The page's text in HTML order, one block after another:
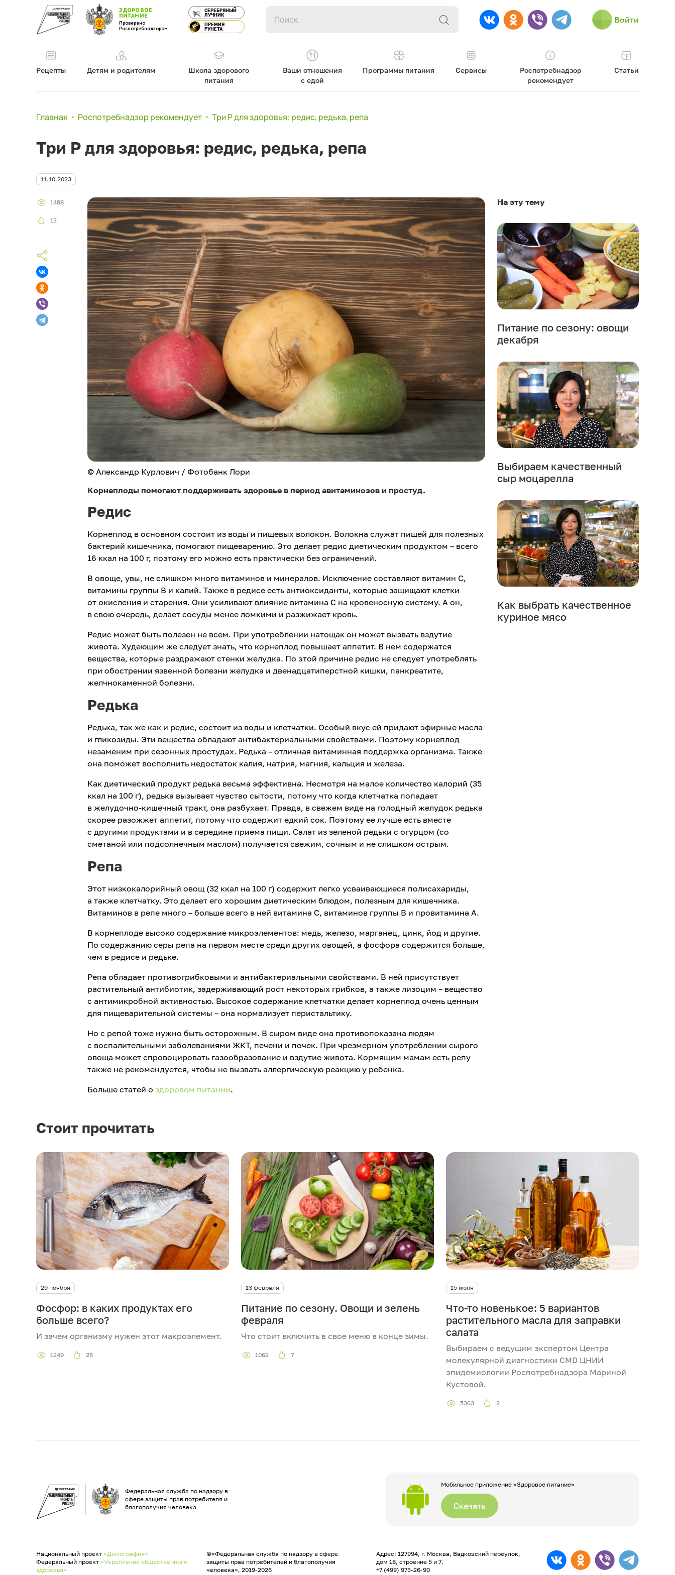
ЗДОРОВОЕ
ПИТАНИЕ
Проверено
Роспотребнадзором
СЕРЕБРЯНЫЙ
ЛУЧНИК
ПРЕМИЯ
РУНЕТА
Войти
Рецепты Детям и родителям
Школа здорового
питания
Ваши отношения
с едой
Программы питания Сервисы
Роспотребнадзор
рекомендует
Статьи
Главная Роспотребнадзор рекомендует Три Р для здоровья: редис, редька, репа
Три Р для здоровья: редис, редька, репа
11.10.2023
1488
13
© Александр Курлович / Фотобанк Лори
Корнеплоды помогают поддерживать здоровье в период авитаминозов и простуд.
Редис
Корнеплод в основном состоит из воды и пищевых волокон. Волокна служат пищей для полезных
бактерий кишечника, помогают пищеварению. Это делает редис диетическим продуктом – всего
16 ккал на 100 г, поэтому его можно есть практически без ограничений.
В овоще, увы, не слишком много витаминов и минералов. Исключение составляют витамин С,
витамины группы В и калий. Также в редисе есть антиоксиданты, которые защищают клетки
от окисления и старения. Они усиливают влияние витамина С на кровеносную систему. А он,
в свою очередь, делает сосуды менее ломкими и разжижает кровь.
Редис может быть полезен не всем. При употреблении натощак он может вызвать вздутие
живота. Худеющим же следует знать, что корнеплод повышает аппетит. В нем содержатся
вещества, которые раздражают стенки желудка. По этой причине редис не следует употреблять
при обострении язвенной болезни желудка и двенадцатиперстной кишки, панкреатите,
желчнокаменной болезни.
Редька
Редька, так же как и редис, состоит из воды и клетчатки. Особый вкус ей придают эфирные масла
и гликозиды. Эти вещества обладают антибактериальными свойствами. Поэтому корнеплод
незаменим при сезонных простудах. Редька – отличная витаминная поддержка организма. Также
она поможет восполнить недостаток калия, натрия, магния, кальция и железа.
Как диетический продукт редька весьма эффективна. Несмотря на малое количество калорий (35
ккал на 100 г), редька вызывает чувство сытости, потому что когда клетчатка попадает
в желудочно-кишечный тракт, она разбухает. Правда, в свежем виде на голодный желудок редька
скорее разожжет аппетит, потому что содержит едкий сок. Поэтому ее лучше есть вместе
с другими продуктами и в середине приема пищи. Салат из зеленой редьки с огурцом (со
сметаной или подсолнечным маслом) получается свежим, сочным и не слишком острым.
Репа
Этот низкокалорийный овощ (32 ккал на 100 г) содержит легко усваивающиеся полисахариды,
а также клетчатку. Это делает его хорошим диетическим блюдом, полезным для кишечника.
Витаминов в репе много – больше всего в ней витамина С, витаминов группы В и провитамина А.
В корнеплоде высоко содержание микроэлементов: медь, железо, марганец, цинк, йод и другие.
По содержанию серы репа на первом месте среди других овощей, а фосфора содержится больше,
чем в редисе и редьке.
Репа обладает противогрибковыми и антибактериальными свойствами. В ней присутствует
растительный антибиотик, задерживающий рост некоторых грибков, а также лизоцим – вещество
с антимикробной активностью. Высокое содержание клетчатки делает корнеплод очень ценным
для пищеварительной системы – она нормализует перистальтику.
Но с репой тоже нужно быть осторожным. В сыром виде она противопоказана людям
с воспалительными заболеваниями ЖКТ, печени и почек. При чрезмерном употреблении сырого
овоща может спровоцировать газообразование и вздутие живота. Кормящим мамам есть репу
также не рекомендуется, чтобы не вызвать аллергическую реакцию у ребенка.
Больше статей о здоровом питании.
На эту тему
Питание по сезону: овощи
декабря
Выбираем качественный
сыр моцарелла
Как выбрать качественное
куриное мясо
Стоит прочитать
29 ноября
Фосфор: в каких продуктах его
больше всего?
И зачем организму нужен этот макроэлемент.
1249 26
13 февраля
Питание по сезону. Овощи и зелень
февраля
Что стоит включить в свое меню в конце зимы.
1062 7
15 июня
Что-то новенькое: 5 вариантов
растительного масла для заправки
салата
Выбираем с ведущим экспертом Центра
молекулярной диагностики CMD ЦНИИ
эпидемиологии Роспотребнадзора Мариной
Кустовой.
5363 2
Федеральная служба по надзору в
сфере защиты прав потребителя и
благополучия человека
Мобильное приложение «Здоровое питание»
Скачать
Национальный проект «Демография»
Федеральный проект «Укрепление общественного
здоровья»
©«Федеральная служба по надзору в сфере
защиты прав потребителей и благополучия
человека», 2019-2026
Адрес: 127994, г. Москва, Вадковский переулок,
дом 18, строение 5 и 7.
+7 (499) 973-26-90